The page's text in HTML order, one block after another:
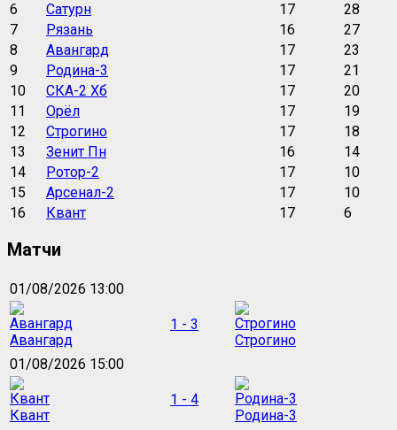
6
Сатурн 17
28
7
Рязань 16
27
8
Авангард 17
23
9
Родина-3 17
21
10
СКА-2 Хб 17
20
11
Орёл 17
19
12
Строгино 17
18
13
Зенит Пн 16
14
14
Ротор-2 17
10
15
Арсенал-2 17
10
16
Квант 17 6
Матчи
01/08/2026 13:00
Авангард
1 - 3
Строгино
01/08/2026 15:00
Квант
1 - 4
Родина-3